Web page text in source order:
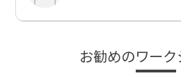
お勧めのワー